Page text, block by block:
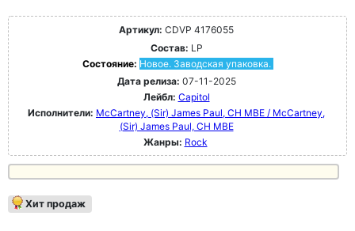
Артикул: CDVP 4176055
Состав: LP
Состояние: Новое. Заводская упаковка.
Дата релиза: 07-11-2025
Лейбл: Capitol
Исполнители: McCartney, (Sir) James Paul, CH MBE / McCartney,
(Sir) James Paul, CH MBE
Жанры: Rock
Хит продаж